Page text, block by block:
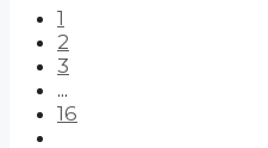
1
2
3
...
16